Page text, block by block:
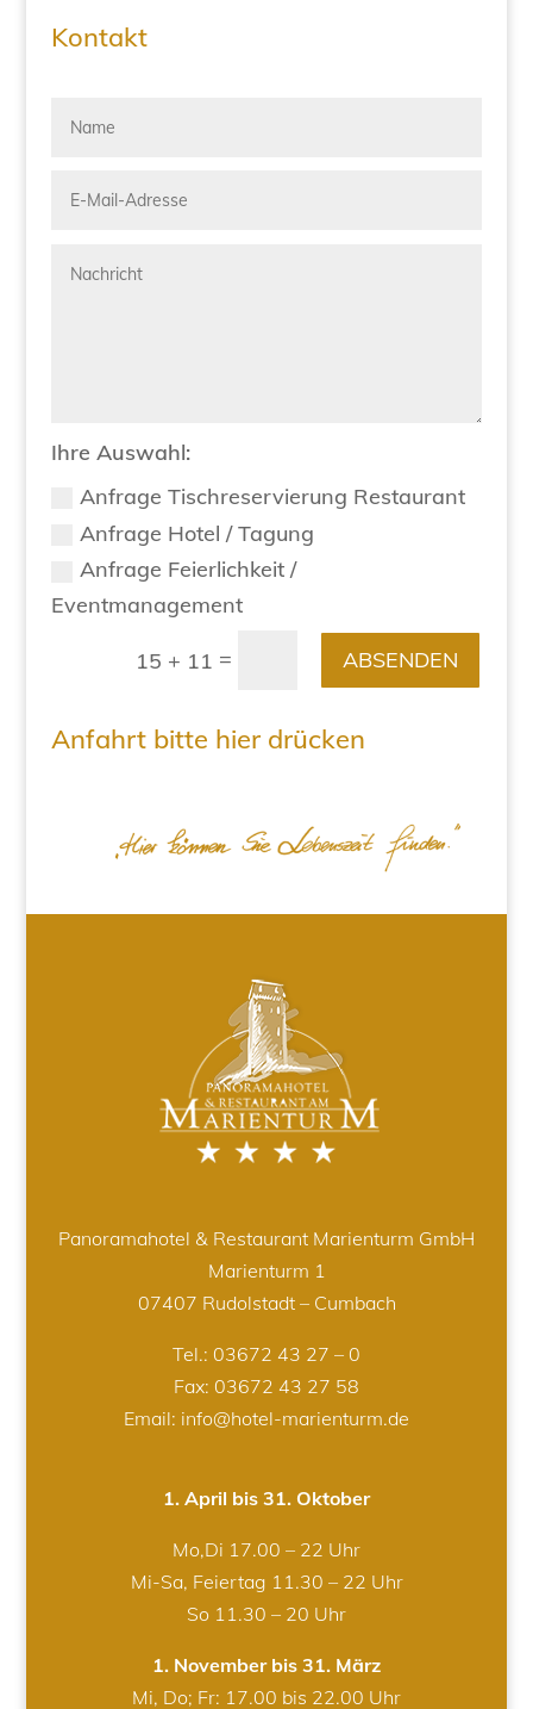
Kontakt
Ihre Auswahl:
Anfrage Tischreservierung Restaurant
Anfrage Hotel / Tagung
Anfrage Feierlichkeit /
Eventmanagement
15 + 11 = ABSENDEN
Anfahrt bitte hier drücken
Panoramahotel & Restaurant Marienturm GmbH
Marienturm 1
07407 Rudolstadt – Cumbach
Tel.: 03672 43 27 – 0
Fax: 03672 43 27 58
Email: info@hotel-marienturm.de
1. April bis 31. Oktober
Mo,Di 17.00 – 22 Uhr
Mi-Sa, Feiertag 11.30 – 22 Uhr
So 11.30 – 20 Uhr
1. November bis 31. März
Mi, Do; Fr: 17.00 bis 22.00 Uhr